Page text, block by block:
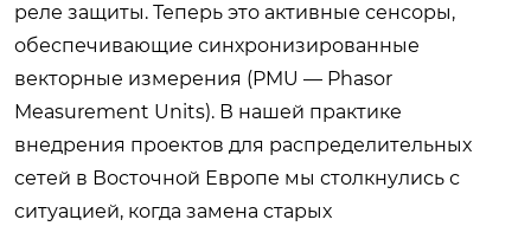
реле защиты. Теперь это активные сенсоры,
обеспечивающие синхронизированные
векторные измерения (PMU — Phasor
Measurement Units). В нашей практике
внедрения проектов для распределительных
сетей в Восточной Европе мы столкнулись с
ситуацией, когда замена старых